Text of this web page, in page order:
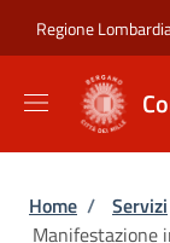
Regione
Briciole
Home / Servizi
Manifestazione